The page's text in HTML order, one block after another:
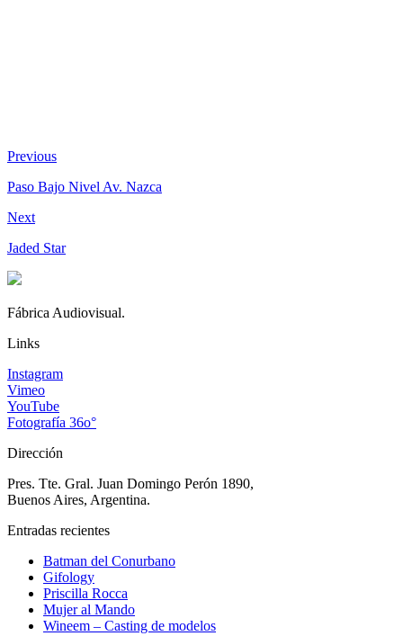
Previous
Paso Bajo Nivel Av. Nazca
Next
Jaded Star
Fábrica Audiovisual.
Links
Instagram
Vimeo
YouTube
Fotografía 36o°
Dirección
Pres. Tte. Gral. Juan Domingo Perón 1890,
Buenos Aires, Argentina.
Entradas recientes
Batman del Conurbano
Gifology
Priscilla Rocca
Mujer al Mando
Wineem – Casting de modelos